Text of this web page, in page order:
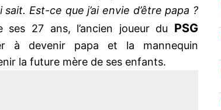
Est-ce que j’ai envie d’être papa ?
ses 27 ans, l’ancien joueur du PSG
à devenir papa et la mannequin
la future mère de ses enfants.